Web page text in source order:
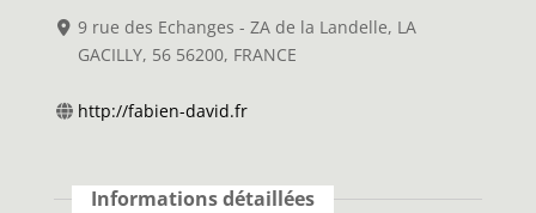
9 rue des Echanges - ZA de la Landelle, LA
GACILLY, 56 56200, FRANCE
http://fabien-david.fr
Informations détaillées